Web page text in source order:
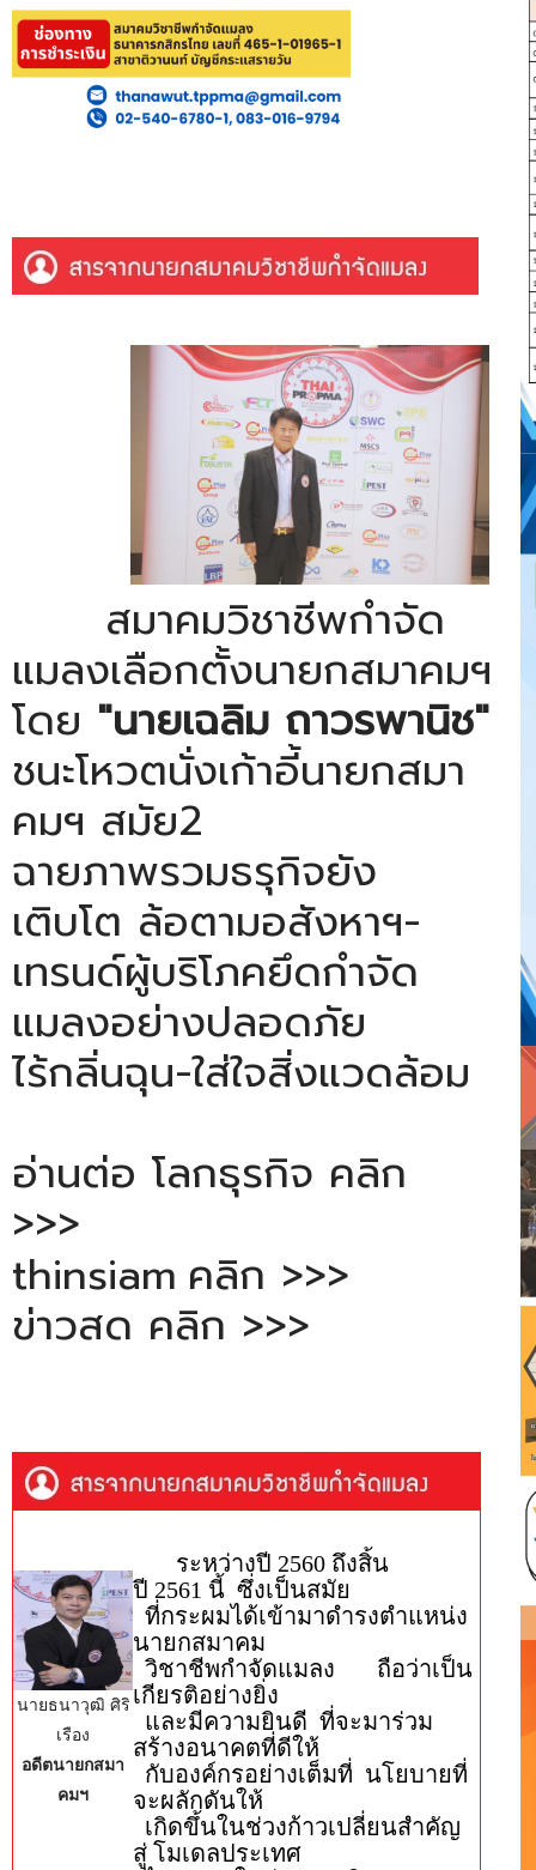
สมาคมวิชาชีพกำจัด
แมลงเลือกตั้งนายกสมาคมฯ
โดย "นายเฉลิม ถาวรพานิช"
ชนะโหวตนั่งเก้าอี้นายกสมา
คมฯ สมัย2
ฉายภาพรวมธรุกิจยัง
เติบโต ล้อตามอสังหาฯ-
เทรนด์ผู้บริโภคยึดกำจัด
แมลงอย่างปลอดภัย
ไร้กลิ่นฉุน-ใส่ใจสิ่งแวดล้อม
อ่านต่อ โลกธุรกิจ คลิก
>>>
thinsiam คลิก >>>
ข่าวสด คลิก >>>
นายธนาวุฒิ ศิริ
เรือง
อดีตนายกสมา
คมฯ
ระหว่างปี 2560 ถึงสิ้น
ปี 2561 นี้ ซึ่งเป็นสมัย
​ ที่กระผมได้เข้ามาดำรงตำแหน่ง
นายกสมาคม
วิชาชีพกำจัดแมลง ถือว่าเป็น
เกียรติอย่างยิ่ง
และมีความยินดี ที่จะมาร่วม
สร้างอนาคตที่ดีให้
กับองค์กรอย่างเต็มที่ นโยบายที่
จะผลักดันให้
เกิดขึ้นในช่วงก้าวเปลี่ยนสำคัญ
สู่ โมเดลประเทศ